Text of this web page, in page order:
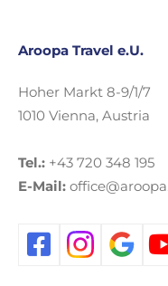
Aroopa Travel e.U.
Hoher Markt 8-9/1/7
1010 Vienna, Austria
Tel.: +43 720 348 195
E-Mail: